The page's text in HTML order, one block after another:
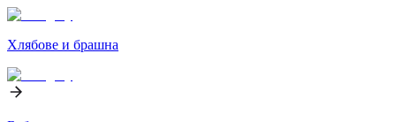
Хлябове и брашна